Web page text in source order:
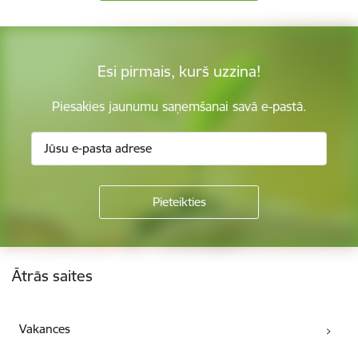
Esi pirmais, kurš uzzina!
Piesakies jaunumu saņemšanai savā e-pastā.
Kājene
Ātrās saites
Vakances